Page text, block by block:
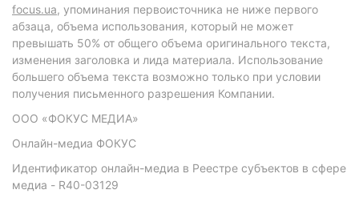
focus.ua, упоминания первоисточника не ниже первого
абзаца, объема использования, который не может
превышать 50% от общего объема оригинального текста,
изменения заголовка и лида материала. Использование
большего объема текста возможно только при условии
получения письменного разрешения Компании.
ООО «ФОКУС МЕДИА»
Онлайн-медиа ФОКУС
Идентификатор онлайн-медиа в Реестре субъектов в сфере
медиа - R40-03129